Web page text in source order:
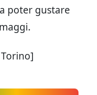
poter gustare